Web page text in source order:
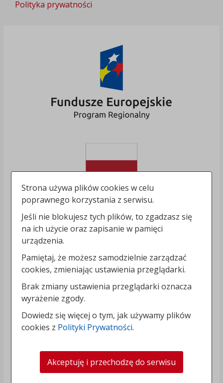
Polityka prywatności
Strona używa plików cookies w celu
poprawnego korzystania z serwisu.
Jeśli nie blokujesz tych plików, to zgadzasz się
na ich użycie oraz zapisanie w pamięci
urządzenia.
Pamiętaj, że możesz samodzielnie zarządzać
cookies, zmieniając ustawienia przeglądarki.
Brak zmiany ustawienia przeglądarki oznacza
wyrażenie zgody.
Dowiedz się więcej o tym, jak używamy plików
cookies z Polityki Prywatności.
Akceptuję i przechodzę do serwisu